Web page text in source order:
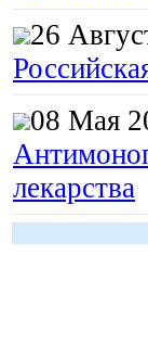
26
08 Мая
лекарства